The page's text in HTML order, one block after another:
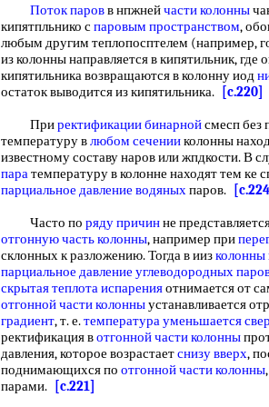
Поток паровв нпжнейчасти колонны
кипятпльнико спаровым пространством,
любым другим теплопосптелем (например,
из колонны направляется в кипятильник,
кипятильника возвращаются в колонну иод
остаток выводится из кипятильника.
[c.220]
Приректификации бинарнойсмесп без
температуру влюбом сеченииколонны
известному составу наров или жпдкости. В
паратемпературу в колонне находят тем ке
парциальное давление водяныхпаров.
Часто по ряду причинне
отгонную часть колонны, например при
склонных к разложению. Тогда в иизколонны
парциальное давление углеводородных
скрытая теплота испаренияотнимается от
отгонной части колонныустанавливается
градиент, т. е.температура уменьшается
ректификация вотгонной части колонны
давления, которое возрастаетснизу вверх,
поднимающихся по отгонной части колонны
парами.
[c.221]